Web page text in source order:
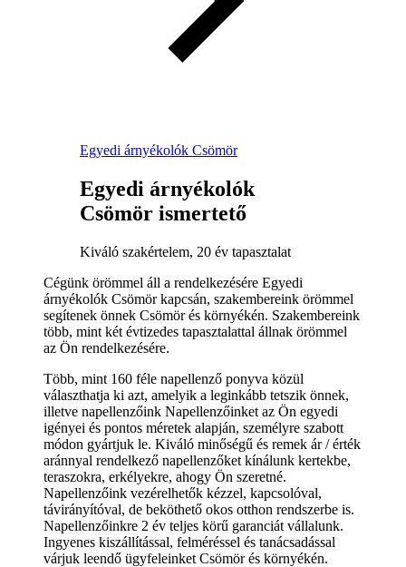
Egyedi árnyékolók Csömör
Egyedi árnyékolók
Csömör ismertető
Kiváló szakértelem, 20 év tapasztalat
Cégünk örömmel áll a rendelkezésére Egyedi
árnyékolók Csömör kapcsán, szakembereink örömmel
segítenek önnek Csömör és környékén. Szakembereink
több, mint két évtizedes tapasztalattal állnak örömmel
az Ön rendelkezésére.
Több, mint 160 féle napellenző ponyva közül
választhatja ki azt, amelyik a leginkább tetszik önnek,
illetve napellenzőink Napellenzőinket az Ön egyedi
igényei és pontos méretek alapján, személyre szabott
módon gyártjuk le. Kiváló minőségű és remek ár / érték
aránnyal rendelkező napellenzőket kínálunk kertekbe,
teraszokra, erkélyekre, ahogy Ön szeretné.
Napellenzőink vezérelhetők kézzel, kapcsolóval,
távirányítóval, de beköthető okos otthon rendszerbe is.
Napellenzőinkre 2 év teljes körű garanciát vállalunk.
Ingyenes kiszállítással, felméréssel és tanácsadással
várjuk leendő ügyfeleinket Csömör és környékén.